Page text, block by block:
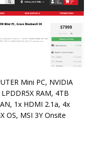
Mini PC, NVIDIA
RAM, 4TB
1x HDMI 2.1a, 4x
OS, MSI 3Y Onsite